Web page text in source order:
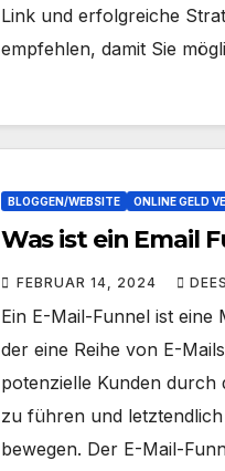
Link und erfolgreiche
empfehlen, damit Sie
BLOGGEN/WEBSITE ONLINE GELD
Was ist ein Email
FEBRUAR 14, 2024
Ein E-Mail-Funnel ist eine
der eine Reihe von E-
potenzielle Kunden durch
zu führen und
bewegen. Der E-Mail-